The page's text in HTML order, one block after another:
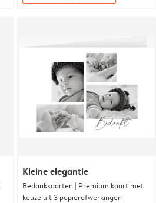
Kleine elegantie
Bedankkaarten | Premium kaart met
keuze uit 3 papierafwerkingen